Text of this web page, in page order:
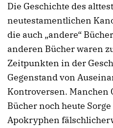
Die Geschichte des
neutestamentlichen
die auch „andere“
anderen Bücher waren
Zeitpunkten in der
Gegenstand von
Kontroversen. Manchen
Bücher noch heute
Apokryphen